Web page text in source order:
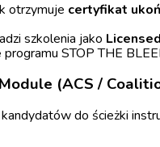
otrzymuje certyfikat
szkolenia jako Licensed
programu STOP THE
(ACS /
do ścieżki